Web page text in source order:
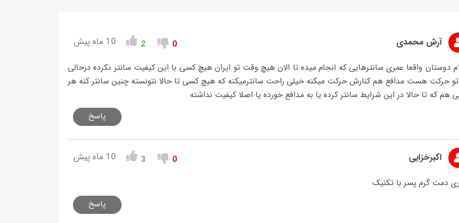
آرش محمدی 0
2 10 ماه پیش
دوستان واقعا عمری سانترهایی که انجام میده تا الان هیچ وقت تو ایران هیچ کسی با این کیفیت سانتر نکرده درحالی
حرکت هست مدافع هم کنارش حرکت میکنه خیلی راحت سانترمیکنه که هیچ کسی تا حالا نتونسته چنین سانتر کنه هر
هم که تا حالا در این شرایط سانتر کرده یا به مدافع خورده یا اصلا کیفیت نداشته
پاسخ
اکبرخزایی 0
3 10 ماه پیش
دمت گرم پسر با تکنیک
پاسخ